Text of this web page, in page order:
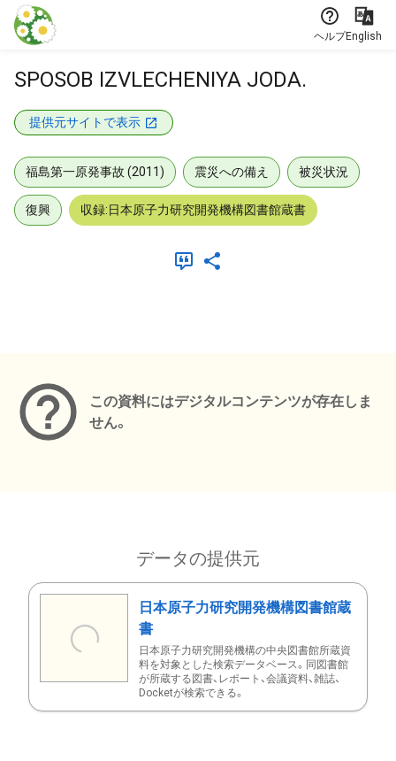
本文に飛ぶ
ヘルプEnglish
SPOSOB IZVLECHENIYA JODA.
提供元サイトで表示
福島第一原発事故 (2011) 震災への備え 被災状況
復興 収録:日本原子力研究開発機構図書館蔵書
この資料にはデジタルコンテンツが存在しま
せん。
データの提供元
日本原子力研究開発機構図書館蔵
書
日本原子力研究開発機構の中央図書館所蔵資
料を対象とした検索データベース。同図書館
が所蔵する図書、レポート、会議資料、雑誌、
Docketが検索できる。